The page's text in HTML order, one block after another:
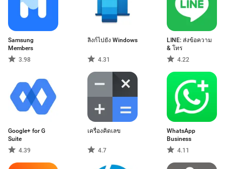
Samsung
Members
3.98
ลิงก์ไปยัง Windows
4.31
LINE: ส่งข้อความ
& โทร
4.22
Google+ for G
Suite
4.39
เครื่องคิดเลข
4.7
WhatsApp
Business
4.11